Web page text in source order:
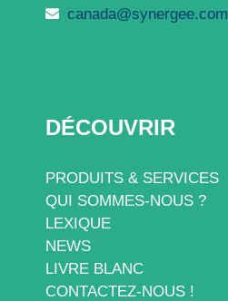
canada@synergee.com
DÉCOUVRIR
PRODUITS & SERVICES
QUI SOMMES-NOUS ?
LEXIQUE
NEWS
LIVRE BLANC
CONTACTEZ-NOUS !